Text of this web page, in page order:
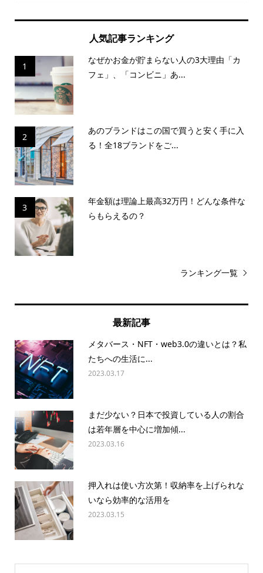
人気記事ランキング
1
なぜかお金が貯まらない人の3大理由「カ
フェ」、「コンビニ」あ...
2
あのブランドはこの国で買うと安く手に入
る！全18ブランドをご...
3
年金額は理論上最高32万円！どんな条件な
らもらえるの？
ランキング一覧
最新記事
メタバース・NFT・web3.0の違いとは？私
たちへの生活に...
2023.03.17
まだ少ない？日本で投資している人の割合
は若年層を中心に増加傾...
2023.03.16
押入れは使い方次第！収納率を上げられな
いなら効率的な活用を
2023.03.15